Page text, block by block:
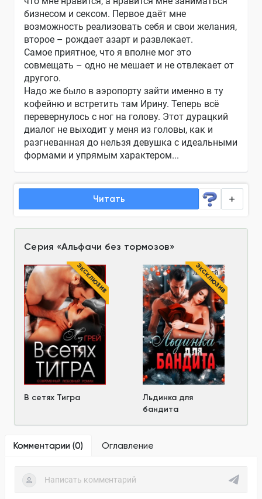
бизнесом и сексом. Первое даёт мне
возможность реализовать себя и свои желания,
второе – рождает азарт и развлекает.
Самое приятное, что я вполне мог это
совмещать – одно не мешает и не отвлекает от
другого.
Надо же было в аэропорту зайти именно в ту
кофейню и встретить там Ирину. Теперь всё
перевернулось с ног на голову. Этот дурацкий
диалог не выходит у меня из головы, как и
разгневанная до нельзя девушка с идеальными
формами и упрямым характером...
Читать
Серия «Альфачи без тормозов»
ЭКСКЛЮЗИВ
В сетях Тигра
ЭКСКЛЮЗИВ
Льдинка для
бандита
Комментарии (0) Оглавление